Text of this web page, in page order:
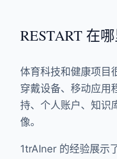
RESTART 在哪
体育科技和健康项目
穿戴设备、移动应用
持、个人账户、知识
像。
1trAIner 的经验展示